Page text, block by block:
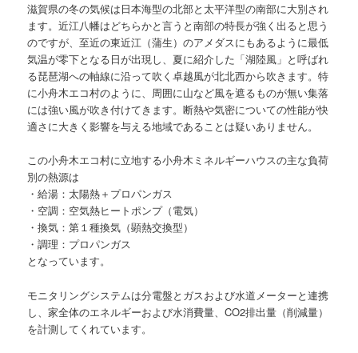
滋賀県の冬の気候は日本海型の北部と太平洋型の南部に大別され
ます。近江八幡はどちらかと言うと南部の特長が強く出ると思う
のですが、至近の東近江（蒲生）のアメダスにもあるように最低
気温が零下となる日が出現し、夏に紹介した「湖陸風」と呼ばれ
る琵琶湖への軸線に沿って吹く卓越風が北北西から吹きます。特
に小舟木エコ村のように、周囲に山など風を遮るものが無い集落
には強い風が吹き付けてきます。断熱や気密についての性能が快
適さに大きく影響を与える地域であることは疑いありません。
この小舟木エコ村に立地する小舟木ミネルギーハウスの主な負荷
別の熱源は
・給湯：太陽熱＋プロパンガス
・空調：空気熱ヒートポンプ（電気）
・換気：第１種換気（顕熱交換型）
・調理：プロパンガス
となっています。
モニタリングシステムは分電盤とガスおよび水道メーターと連携
し、家全体のエネルギーおよび水消費量、CO2排出量（削減量）
を計測してくれています。